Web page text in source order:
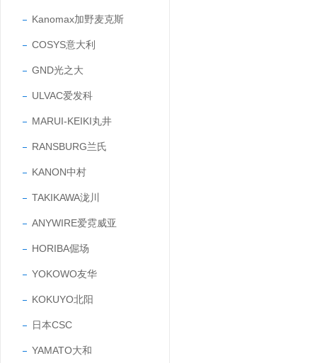
Kanomax加野麦克斯
COSYS意大利
GND光之大
ULVAC爱发科
MARUI-KEIKI丸井
RANSBURG兰氏
KANON中村
TAKIKAWA泷川
ANYWIRE爱霓威亚
HORIBA倔场
YOKOWO友华
KOKUYO北阳
日本CSC
YAMATO大和